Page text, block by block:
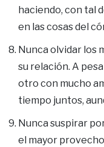
haciendo, con tal
en las cosas del
Nunca olvidar los
su relación. A
otro con mucho
tiempo juntos,
Nunca suspirar
el mayor provecho